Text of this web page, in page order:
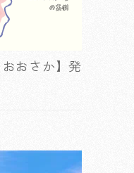
おさか】発